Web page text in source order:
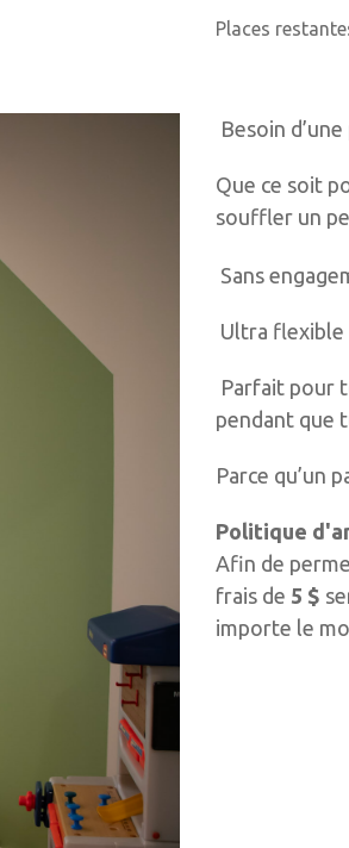
Places
Besoin
Que ce soit
souffler un
Sans
Ultra flexible
Parfait pour
pendant que
Parce qu’un
Politique
Afin de
frais de 5 $
importe le